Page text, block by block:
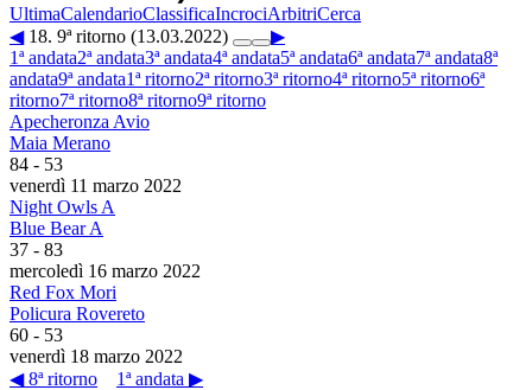
UltimaCalendarioClassificaIncrociArbitriCerca
◀18. 9ª ritorno (13.03.2022)
▶
1ª andata2ª andata3ª andata4ª andata5ª andata6ª andata7ª andata8ª
andata9ª andata1ª ritorno2ª ritorno3ª ritorno4ª ritorno5ª ritorno6ª
ritorno7ª ritorno8ª ritorno9ª ritorno
Apecheronza Avio
Maia Merano
84 - 53
venerdì 11 marzo 2022
Night Owls A
Blue Bear A
37 - 83
mercoledì 16 marzo 2022
Red Fox Mori
Policura Rovereto
60 - 53
venerdì 18 marzo 2022
◀ 8ª ritorno
1ª andata ▶